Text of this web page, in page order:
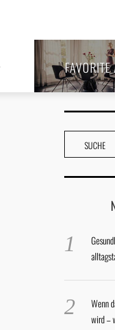
FAVORITE
Wenn
wird –